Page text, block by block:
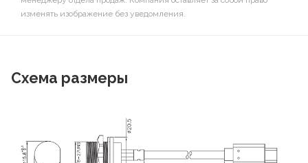
изменять изображение без уведомления.
Схема размеры